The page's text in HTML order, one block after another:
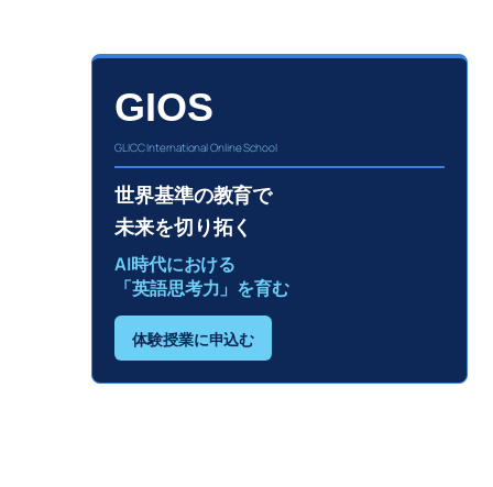
GIOS
GLICC International Online School
世界基準の教育で
未来を切り拓く
AI時代における
「英語思考力」を育む
体験授業に申込む